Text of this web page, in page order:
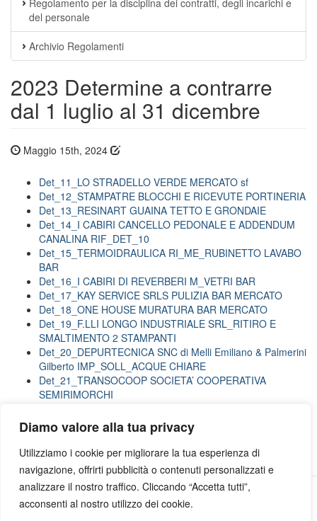
Diamo valore alla tua privacy
Utilizziamo i cookie per migliorare la tua esperienza di
navigazione, offrirti pubblicità o contenuti personalizzati e
analizzare il nostro traffico. Cliccando “Accetta tutti”,
acconsenti al nostro utilizzo dei cookie.
Regolamento per la disciplina dei contratti, degli incarichi e
del personale
Archivio Regolamenti
2023 Determine a contrarre
dal 1 luglio al 31 dicembre
Maggio 15th, 2024
Det_11_LO STRADELLO VERDE MERCATO sf
Det_12_STAMPATRE BLOCCHI E RICEVUTE PORTINERIA
Det_13_RESINART GUAINA TETTO E GRONDAIE
Det_14_I CABIRI CANCELLO PEDONALE E ADDENDUM
CANALINA RIF_DET_10
Det_15_TERMOIDRAULICA RI_ME_RUBINETTO LAVABO
BAR
Det_16_I CABIRI DI REVERBERI M_VETRI BAR
Det_17_KAY SERVICE SRLS PULIZIA BAR MERCATO
Det_18_ONE HOUSE MURATURA BAR MERCATO
Det_19_F.LLI LONGO INDUSTRIALE SRL_RITIRO E
SMALTIMENTO 2 STAMPANTI
Det_20_DEPURTECNICA SNC di Melli Emiliano & Palmerini
Gilberto IMP_SOLL_ACQUE CHIARE
Det_21_TRANSOCOOP SOCIETA’ COOPERATIVA
SEMIRIMORCHI
Det_25 Mesoraca
Campus Reggio
Privacy